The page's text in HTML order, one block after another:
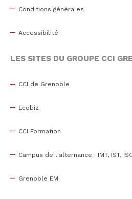
Conditions générales
Accessibilité
LES SITES DU GROUPE CCI
CCI de Grenoble
Ecobiz
CCI Formation
Campus de l'alternance : IMT, IST,
Grenoble EM